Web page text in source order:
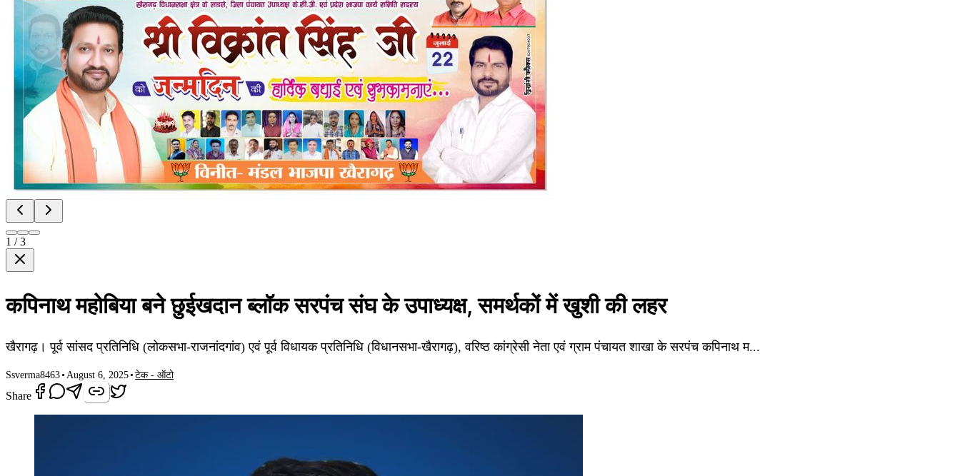
1 /3
कपिनाथ महोबिया बने छुईखदान ब्लॉक सरपंच संघ के उपाध्यक्ष, समर्थकों में खुशी की लहर
खैरागढ़। पूर्व सांसद प्रतिनिधि (लोकसभा-राजनांदगांव) एवं पूर्व विधायक प्रतिनिधि (विधानसभा-खैरागढ़), वरिष्ठ कांग्रेसी नेता एवं ग्राम पंचायत शाखा के सरपंच कपिनाथ म...
Ssverma8463• August 6, 2025• टेक - ऑटो
Share